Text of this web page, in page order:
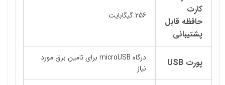
کارت
حافظه قابل
پشتیبانی
256 گیگابایت
پورت USB
درگاه microUSB برای تامین برق مورد
نیاز